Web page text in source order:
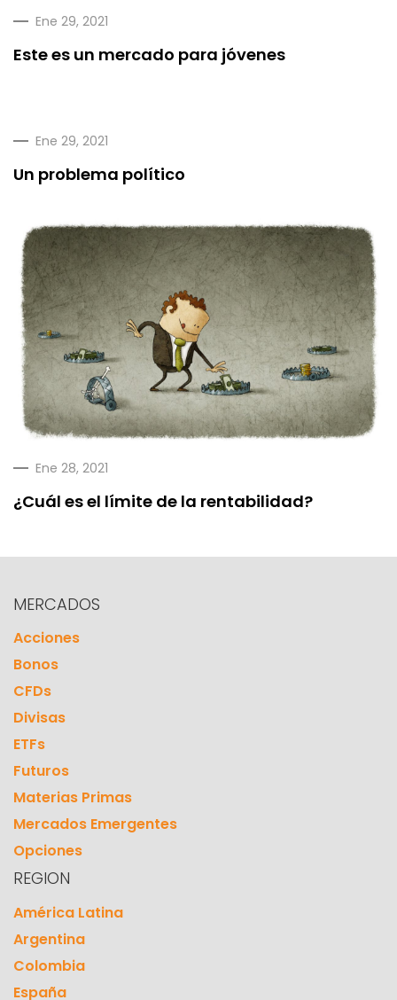
Ene 29, 2021
Este es un mercado para jóvenes
Ene 29, 2021
Un problema político
Ene 28, 2021
¿Cuál es el límite de la rentabilidad?
MERCADOS
Acciones
Bonos
CFDs
Divisas
ETFs
Futuros
Materias Primas
Mercados Emergentes
Opciones
REGION
América Latina
Argentina
Colombia
España